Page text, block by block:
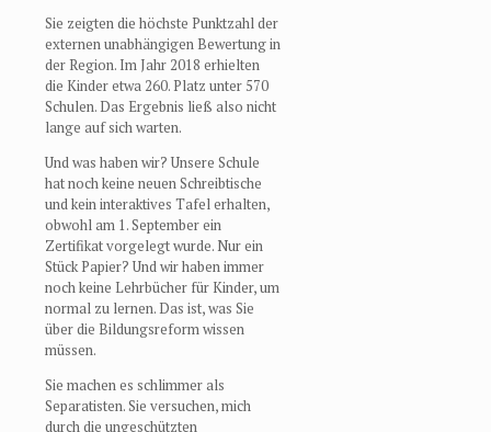
Sie zeigten die höchste Punktzahl der
externen unabhängigen Bewertung in
der Region. Im Jahr 2018 erhielten
die Kinder etwa 260. Platz unter 570
Schulen. Das Ergebnis ließ also nicht
lange auf sich warten.
Und was haben wir? Unsere Schule
hat noch keine neuen Schreibtische
und kein interaktives Tafel erhalten,
obwohl am 1. September ein
Zertifikat vorgelegt wurde. Nur ein
Stück Papier? Und wir haben immer
noch keine Lehrbücher für Kinder, um
normal zu lernen. Das ist, was Sie
über die Bildungsreform wissen
müssen.
Sie machen es schlimmer als
Separatisten. Sie versuchen, mich
durch die ungeschützten